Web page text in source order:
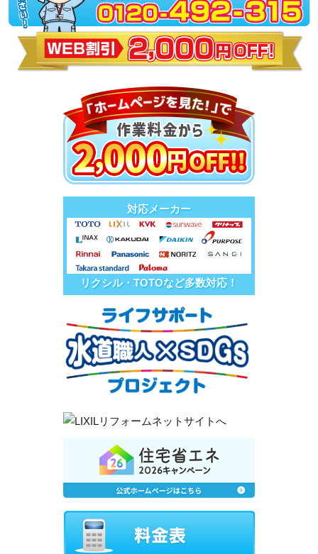
対応メーカー
リクシル・TOTOなど多数対応！